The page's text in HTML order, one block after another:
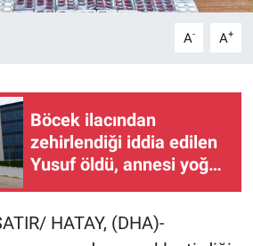
A- A+
Böcek ilacından
zehirlendiği iddia edilen
Yusuf öldü, annesi yoğun
bakımda (2)
HATAY, (DHA)-